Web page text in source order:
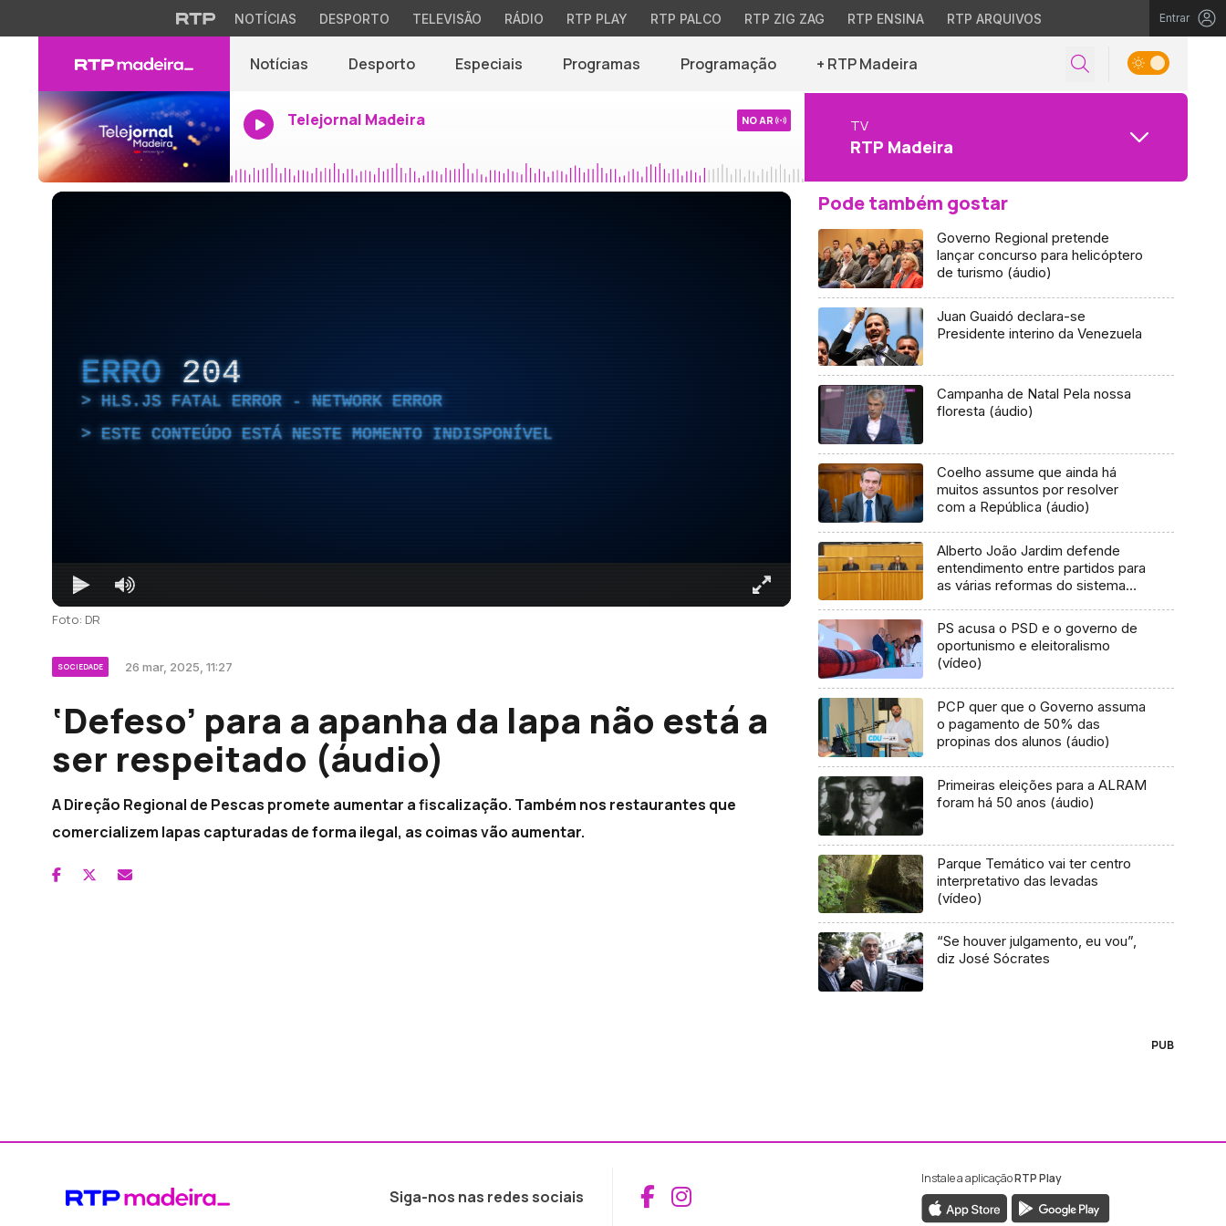
NOTÍCIAS DESPORTO TELEVISÃO RÁDIO RTP PLAY RTP PALCO RTP ZIG ZAG RTP ENSINA RTP ARQUIVOS Entrar
Notícias Desporto Especiais Programas Programação + RTP Madeira
Telejornal Madeira NO AR TV
RTP Madeira
ERRO 204
HLS.JS FATAL ERROR - NETWORK ERROR
ESTE CONTEÚDO ESTÁ NESTE MOMENTO INDISPONÍVEL
Foto: DR
SOCIEDADE 26 mar, 2025, 11:27
‘Defeso’ para a apanha da lapa não está a
ser respeitado (áudio)
A Direção Regional de Pescas promete aumentar a fiscalização. Também nos restaurantes que
comercializem lapas capturadas de forma ilegal, as coimas vão aumentar.
Pode também gostar
Governo Regional pretende
lançar concurso para helicóptero
de turismo (áudio)
Juan Guaidó declara-se
Presidente interino da Venezuela
Campanha de Natal Pela nossa
floresta (áudio)
Coelho assume que ainda há
muitos assuntos por resolver
com a República (áudio)
Alberto João Jardim defende
entendimento entre partidos para
as várias reformas do sistema
PS acusa o PSD e o governo de
oportunismo e eleitoralismo
(vídeo)
PCP quer que o Governo assuma
o pagamento de 50% das
propinas dos alunos (áudio)
Primeiras eleições para a ALRAM
foram há 50 anos (áudio)
Parque Temático vai ter centro
interpretativo das levadas
(vídeo)
“Se houver julgamento, eu vou”,
diz José Sócrates
PUB
Siga-nos nas redes sociais Aceder ao Facebook da RTP Madeira
Aceder ao Instagram da RTP Madeira
Instale a aplicaçãoRTP Play